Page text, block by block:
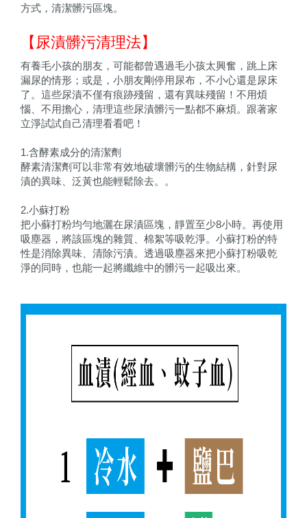
方式，清潔髒污區塊。
【尿漬髒污清理法】
有養毛小孩的朋友，可能都曾遇過毛小孩太興奮，跳上床
漏尿的情形；或是，小朋友剛停用尿布，不小心還是尿床
了。這些尿漬不僅有痕跡殘留，還有異味殘留！不用煩
惱、不用擔心，清理這些尿漬髒污一點都不麻煩。跟著家
立淨試試自己清理看看吧！
1.含酵素成分的清潔劑
酵素清潔劑可以非常有效地破壞髒污的生物結構，針對尿
漬的異味、泛黃也能輕鬆除去。。
2.小蘇打粉
把小蘇打粉均勻地灑在尿漬區塊，靜置至少8小時。再使用
吸塵器，將該區塊的雜質、棉絮等吸乾淨。小蘇打粉的特
性是消除異味、清除污漬。透過吸塵器來把小蘇打粉吸乾
淨的同時，也能一起將纖維中的髒污一起吸出來。